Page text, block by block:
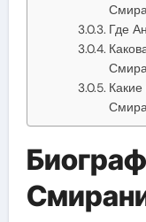
Где